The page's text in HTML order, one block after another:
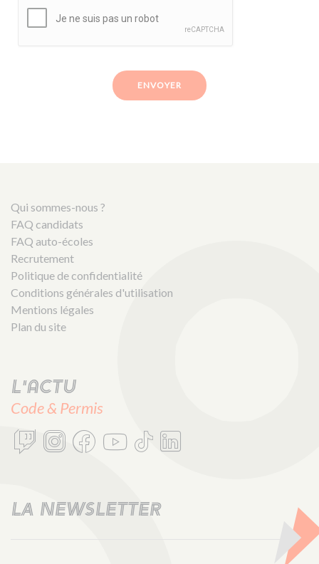
ENVOYER
Qui sommes-nous ?
FAQ candidats
FAQ auto-écoles
Recrutement
Politique de confidentialité
Conditions générales d'utilisation
Mentions légales
Plan du site
L'actu
Code & Permis
LA NEWSLETTER